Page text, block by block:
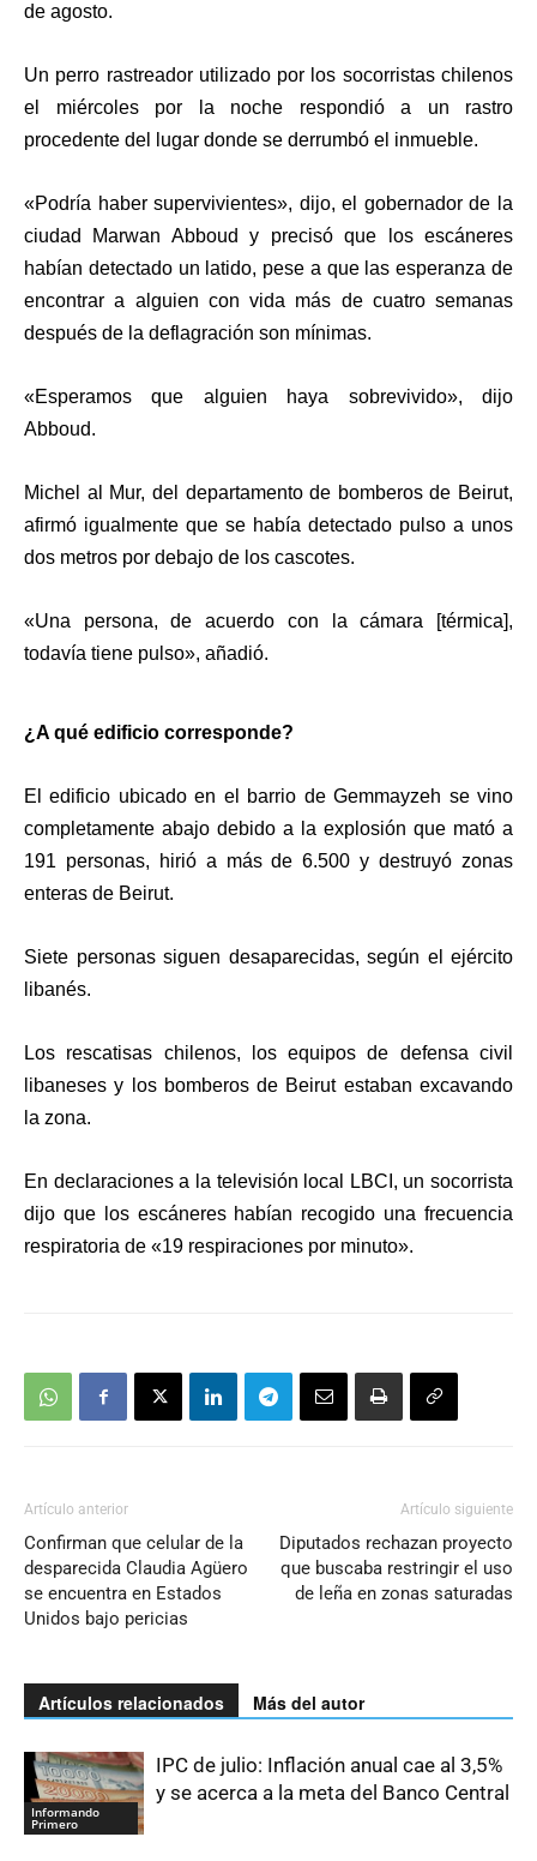
de agosto.
Un perro rastreador utilizado por los socorristas chilenos
el miércoles por la noche respondió a un rastro
procedente del lugar donde se derrumbó el inmueble.
«Podría haber supervivientes», dijo, el gobernador de la
ciudad Marwan Abboud y precisó que los escáneres
habían detectado un latido, pese a que las esperanza de
encontrar a alguien con vida más de cuatro semanas
después de la deflagración son mínimas.
«Esperamos que alguien haya sobrevivido», dijo
Abboud.
Michel al Mur, del departamento de bomberos de Beirut,
afirmó igualmente que se había detectado pulso a unos
dos metros por debajo de los cascotes.
«Una persona, de acuerdo con la cámara [térmica],
todavía tiene pulso», añadió.
¿A qué edificio corresponde?
El edificio ubicado en el barrio de Gemmayzeh se vino
completamente abajo debido a la explosión que mató a
191 personas, hirió a más de 6.500 y destruyó zonas
enteras de Beirut.
Siete personas siguen desaparecidas, según el ejército
libanés.
Los rescatisas chilenos, los equipos de defensa civil
libaneses y los bomberos de Beirut estaban excavando
la zona.
En declaraciones a la televisión local LBCI, un socorrista
dijo que los escáneres habían recogido una frecuencia
respiratoria de «19 respiraciones por minuto».
Artículo anterior
Confirman que celular de la
desparecida Claudia Agüero
se encuentra en Estados
Unidos bajo pericias
Artículo siguiente
Diputados rechazan proyecto
que buscaba restringir el uso
de leña en zonas saturadas
Artículos relacionados Más del autor
Informando
Primero
IPC de julio: Inflación anual cae al 3,5%
y se acerca a la meta del Banco Central